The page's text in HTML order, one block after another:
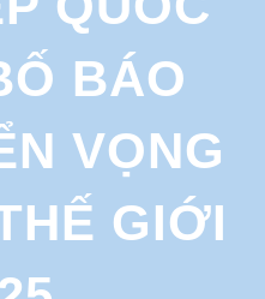
BÁO
VỌNG
GIỚI